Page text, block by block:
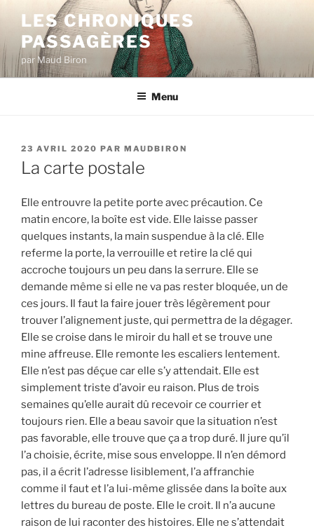
contenu
principal
LES CHRONIQUES
PASSAGÈRES
par Maud Biron
Menu
PUBLIÉ
LE
23 AVRIL 2020 PAR MAUDBIRON
La carte postale
Elle entrouvre la petite porte avec précaution. Ce
matin encore, la boîte est vide. Elle laisse passer
quelques instants, la main suspendue à la clé. Elle
referme la porte, la verrouille et retire la clé qui
accroche toujours un peu dans la serrure. Elle se
demande même si elle ne va pas rester bloquée, un de
ces jours. Il faut la faire jouer très légèrement pour
trouver l’alignement juste, qui permettra de la dégager.
Elle se croise dans le miroir du hall et se trouve une
mine affreuse. Elle remonte les escaliers lentement.
Elle n’est pas déçue car elle s’y attendait. Elle est
simplement triste d’avoir eu raison. Plus de trois
semaines qu’elle aurait dû recevoir ce courrier et
toujours rien. Elle a beau savoir que la situation n’est
pas favorable, elle trouve que ça a trop duré. Il jure qu’il
l’a choisie, écrite, mise sous enveloppe. Il n’en démord
pas, il a écrit l’adresse lisiblement, l’a affranchie
comme il faut et l’a lui-même glissée dans la boîte aux
lettres du bureau de poste. Elle le croit. Il n’a aucune
raison de lui raconter des histoires. Elle ne s’attendait